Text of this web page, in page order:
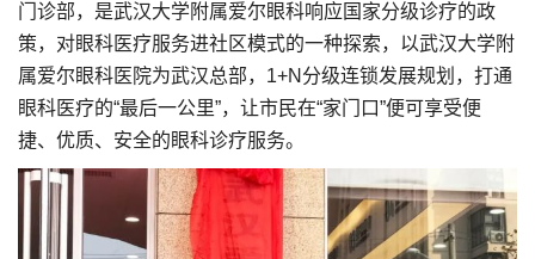
门诊部，是武汉大学附属爱尔眼科响应国家分级诊疗的政
策，对眼科医疗服务进社区模式的一种探索，以武汉大学附
属爱尔眼科医院为武汉总部，1+N分级连锁发展规划，打通
眼科医疗的“最后一公里”，让市民在“家门口”便可享受便
捷、优质、安全的眼科诊疗服务。